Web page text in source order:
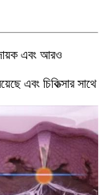
এবং আরও
এবং চিকিত্সার সাথে